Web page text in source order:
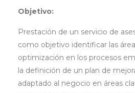
Objetivo:
Prestación de un servicio de
como objetivo identificar las
optimización en los procesos
la definición de un plan de
adaptado al negocio en áreas